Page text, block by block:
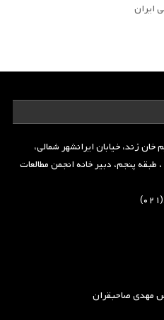
ایران
خان زند، خیابان ایرانشهر شمالی،
کوچه شهید دهقانی نیا، پلاک ۶ ، طبقه پنجم، دبیر خانه انجمن مطالعات
مهدی صاحبقران